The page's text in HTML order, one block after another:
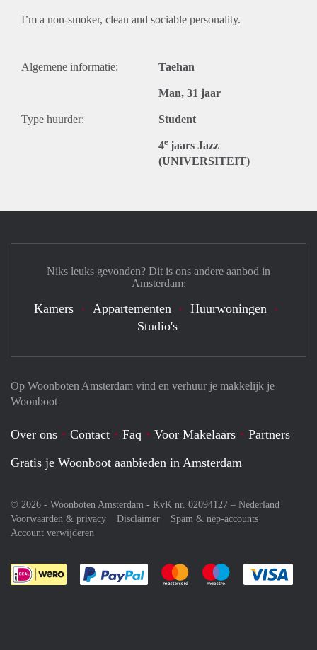
I’m a non-smoker, clean and sociable personality.
Algemene informatie: Taehan
Man, 31 jaar
Type huurder: Student
4e jaars Jazz
(UNIVERSITEIT)
Op Woonboten Amsterdam vind en verhuur je makkelijk je
Woonboot
Over ons Contact Faq Voor Makelaars
Partners
Gratis je Woonboot aanbieden in Amsterdam
© 2026 - Woonboten Amsterdam - KvK nr. 02094127 – Nederland
Voorwaarden & privacy
Disclaimer
Spam & nep-accounts
Account verwijderen
Je rekent gemakkelijk af met Paypal
Je rekent gemakkelijk af met
Je rekent
Niks leuks gevonden? Dit is ons andere aanbod in
Amsterdam:
Kamers Appartementen
Huurwoningen
Studio's